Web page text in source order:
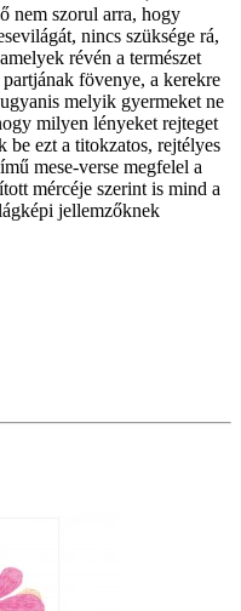
nem szorul arra, hogy
nincs szüksége rá,
révén a természet
fövenye, a kerekre
melyik gyermeket ne
milyen lényeket rejteget
ezt a titokzatos, rejtélyes
mese-verse megfelel a
mércéje szerint is mind a
jellemzőknek